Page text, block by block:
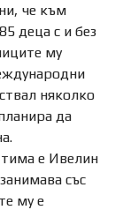
че към
деца с и без
му
няколко
да
тима е Ивелин
със
му е